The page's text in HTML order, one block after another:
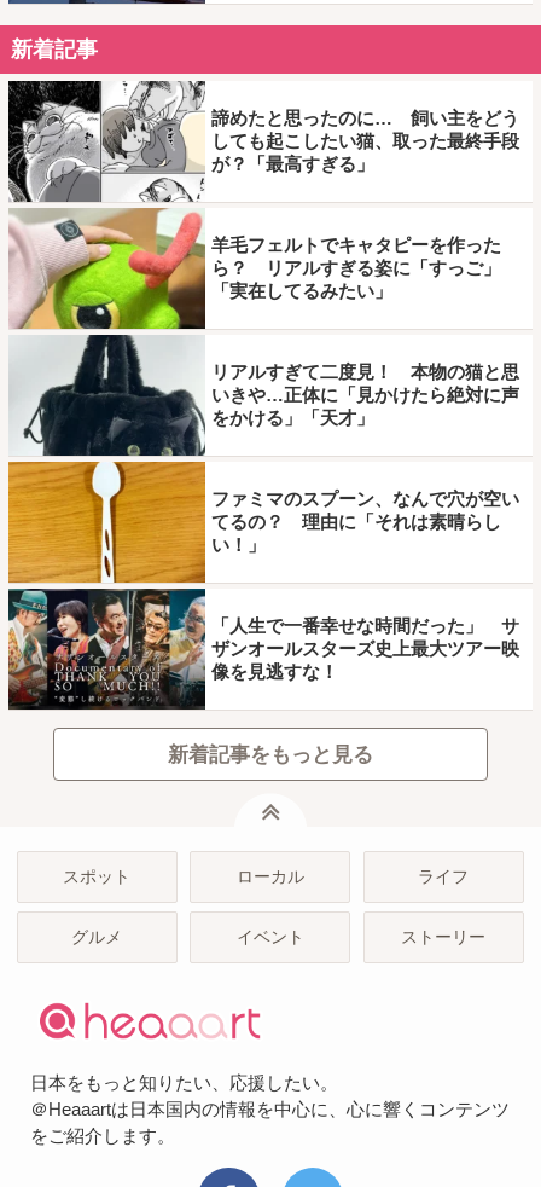
新着記事
諦めたと思ったのに… 飼い主をどう
しても起こしたい猫、取った最終手段
が？「最高すぎる」
羊毛フェルトでキャタピーを作った
ら？ リアルすぎる姿に「すっご」
「実在してるみたい」
リアルすぎて二度見！ 本物の猫と思
いきや…正体に「見かけたら絶対に声
をかける」「天才」
ファミマのスプーン、なんで穴が空い
てるの？ 理由に「それは素晴らし
い！」
「人生で一番幸せな時間だった」 サ
ザンオールスターズ史上最大ツアー映
像を見逃すな！
新着記事をもっと見る
スポット ローカル ライフ
グルメ イベント ストーリー
日本をもっと知りたい、応援したい。
＠Heaaartは日本国内の情報を中心に、心に響くコンテンツ
をご紹介します。